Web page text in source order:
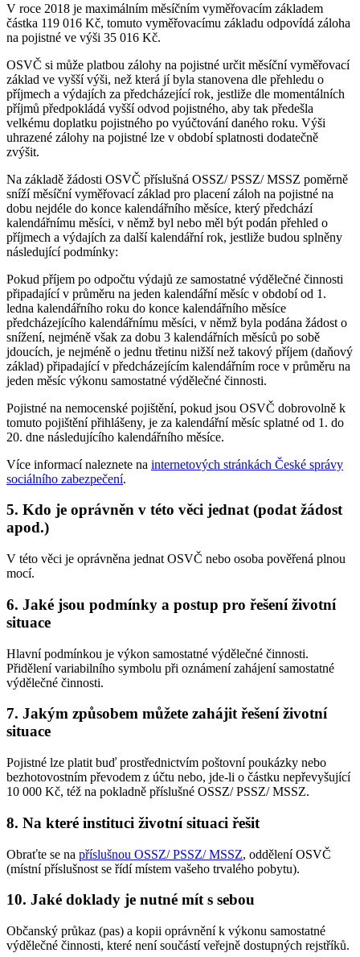
V roce 2018 je maximálním měsíčním vyměřovacím základem
částka 119 016 Kč, tomuto vyměřovacímu základu odpovídá záloha
na pojistné ve výši 35 016 Kč.
OSVČ si může platbou zálohy na pojistné určit měsíční vyměřovací
základ ve vyšší výši, než která jí byla stanovena dle přehledu o
příjmech a výdajích za předcházející rok, jestliže dle momentálních
příjmů předpokládá vyšší odvod pojistného, aby tak předešla
velkému doplatku pojistného po vyúčtování daného roku. Výši
uhrazené zálohy na pojistné lze v období splatnosti dodatečně
zvýšit.
Na základě žádosti OSVČ příslušná OSSZ/ PSSZ/ MSSZ poměrně
sníží měsíční vyměřovací základ pro placení záloh na pojistné na
dobu nejdéle do konce kalendářního měsíce, který předchází
kalendářnímu měsíci, v němž byl nebo měl být podán přehled o
příjmech a výdajích za další kalendářní rok, jestliže budou splněny
následující podmínky:
Pokud příjem po odpočtu výdajů ze samostatné výdělečné činnosti
připadající v průměru na jeden kalendářní měsíc v období od 1.
ledna kalendářního roku do konce kalendářního měsíce
předcházejícího kalendářnímu měsíci, v němž byla podána žádost o
snížení, nejméně však za dobu 3 kalendářních měsíců po sobě
jdoucích, je nejméně o jednu třetinu nižší než takový příjem (daňový
základ) připadající v předcházejícím kalendářním roce v průměru na
jeden měsíc výkonu samostatné výdělečné činnosti.
Pojistné na nemocenské pojištění, pokud jsou OSVČ dobrovolně k
tomuto pojištění přihlášeny, je za kalendářní měsíc splatné od 1. do
20. dne následujícího kalendářního měsíce.
Více informací naleznete na internetových stránkách České správy
sociálního zabezpečení.
5. Kdo je oprávněn v této věci jednat (podat žádost
apod.)
V této věci je oprávněna jednat OSVČ nebo osoba pověřená plnou
mocí.
6. Jaké jsou podmínky a postup pro řešení životní
situace
Hlavní podmínkou je výkon samostatné výdělečné činnosti.
Přidělení variabilního symbolu při oznámení zahájení samostatné
výdělečné činnosti.
7. Jakým způsobem můžete zahájit řešení životní
situace
Pojistné lze platit buď prostřednictvím poštovní poukázky nebo
bezhotovostním převodem z účtu nebo, jde-li o částku nepřevyšující
10 000 Kč, též na pokladně příslušné OSSZ/ PSSZ/ MSSZ.
8. Na které instituci životní situaci řešit
Obraťte se na příslušnou OSSZ/ PSSZ/ MSSZ, oddělení OSVČ
(místní příslušnost se řídí místem vašeho trvalého pobytu).
10. Jaké doklady je nutné mít s sebou
Občanský průkaz (pas) a kopii oprávnění k výkonu samostatné
výdělečné činnosti, které není součástí veřejně dostupných rejstříků.